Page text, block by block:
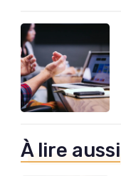
À lire aussi